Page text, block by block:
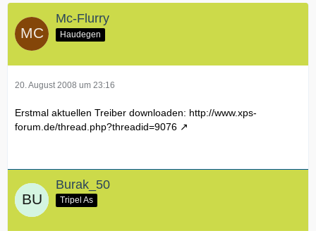
Mc-Flurry
Haudegen
20. August 2008 um 23:16
Erstmal aktuellen Treiber downloaden: http://www.xps-
forum.de/thread.php?threadid=9076
Burak_50
Tripel As